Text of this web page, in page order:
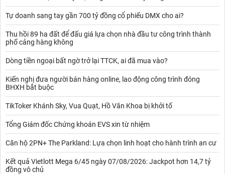
Tự doanh sang tay gần 700 tỷ đồng cổ phiếu DMX cho ai?
Thu hồi 89 ha đất để đấu giá lựa chọn nhà đầu tư công trình thành
phố cảng hàng không
Dòng tiền ngoại bất ngờ trở lại TTCK, ai đã mua vào?
Kiến nghị đưa người bán hàng online, lao động công trình đóng
BHXH bắt buộc
TikToker Khánh Sky, Vua Quạt, Hồ Văn Khoa bị khởi tố
Tổng Giám đốc Chứng khoán EVS xin từ nhiệm
Căn hộ 2PN+ The Parkland: Lựa chọn linh hoạt cho hành trình an cư
Kết quả Vietlott Mega 6/45 ngày 07/08/2026: Jackpot hơn 14,7 tỷ
đồng vô chủ